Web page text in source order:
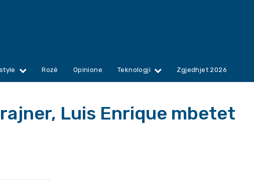
Rozë Opinione Teknologji Zgjedhjet 2026
Luis Enrique mbetet